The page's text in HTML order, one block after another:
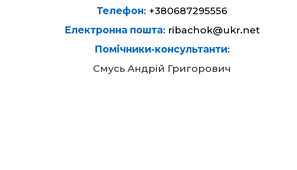
Телефон: +380687295556
Електронна пошта: ribachok@ukr.net
Помічники-консультанти:
Смусь Андрій Григорович